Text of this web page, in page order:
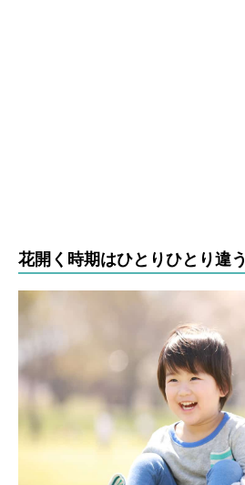
花開く時期はひとりひとり違う